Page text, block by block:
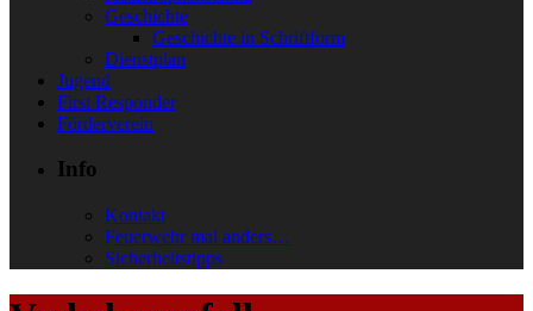
Geschichte
Geschichte in Schriftform
Dienstplan
Jugend
First Responder
Förderverein
Info
Kontakt
Feuerwehr mal anders…
Sicherheitstipps